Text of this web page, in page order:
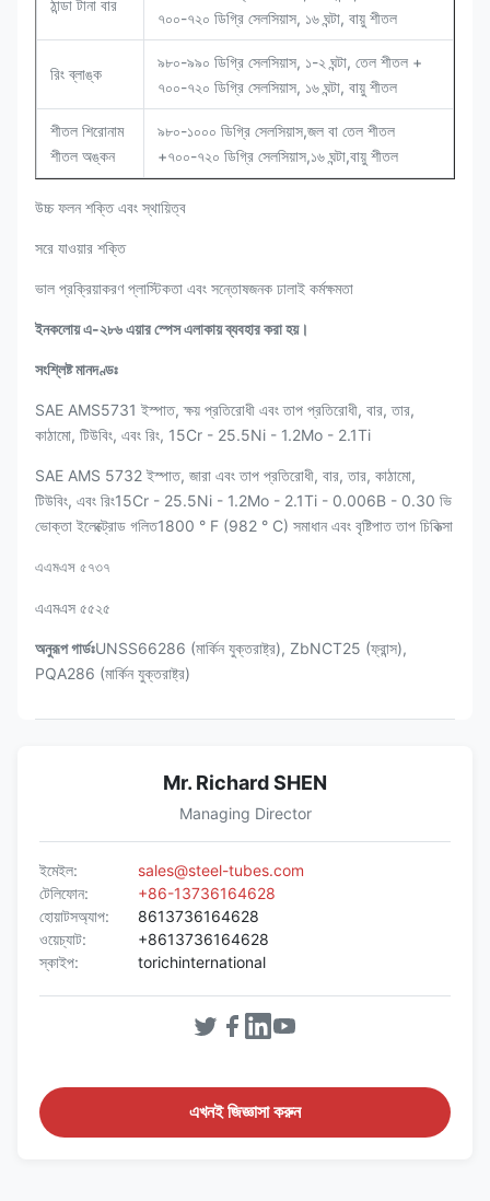
ঠান্ডা টানা বার
৭০০-৭২০ ডিগ্রি সেলসিয়াস, ১৬ ঘন্টা, বায়ু শীতল
রিং ব্লাঙ্ক
৯৮০-৯৯০ ডিগ্রি সেলসিয়াস, ১-২ ঘন্টা, তেল শীতল +
৭০০-৭২০ ডিগ্রি সেলসিয়াস, ১৬ ঘন্টা, বায়ু শীতল
শীতল শিরোনাম
শীতল অঙ্কন
৯৮০-১০০০ ডিগ্রি সেলসিয়াস,জল বা তেল শীতল
+৭০০-৭২০ ডিগ্রি সেলসিয়াস,১৬ ঘন্টা,বায়ু শীতল
উচ্চ ফলন শক্তি এবং স্থায়িত্ব
সরে যাওয়ার শক্তি
ভাল প্রক্রিয়াকরণ প্লাস্টিকতা এবং সন্তোষজনক ঢালাই কর্মক্ষমতা
ইনকলোয় এ-২৮৬ এয়ার স্পেস এলাকায় ব্যবহার করা হয়।
সংশ্লিষ্ট মানদণ্ডঃ
SAE AMS5731 ইস্পাত, ক্ষয় প্রতিরোধী এবং তাপ প্রতিরোধী, বার, তার,
কাঠামো, টিউবিং, এবং রিং, 15Cr - 25.5Ni - 1.2Mo - 2.1Ti
SAE AMS 5732 ইস্পাত, জারা এবং তাপ প্রতিরোধী, বার, তার, কাঠামো,
টিউবিং, এবং রিং15Cr - 25.5Ni - 1.2Mo - 2.1Ti - 0.006B - 0.30 ভি
ভোক্তা ইলেক্ট্রোড গলিত1800 ° F (982 ° C) সমাধান এবং বৃষ্টিপাত তাপ চিকিত্সা
এএমএস ৫৭৩৭
এএমএস ৫৫২৫
অনুরূপ গার্ডঃUNSS66286 (মার্কিন যুক্তরাষ্ট্র), ZbNCT25 (ফ্রান্স),
PQA286 (মার্কিন যুক্তরাষ্ট্র)
Mr. Richard SHEN
Managing Director
ইমেইল:
sales@steel-tubes.com
টেলিফোন:
+86-13736164628
হোয়াটসঅ্যাপ:
8613736164628
ওয়েচ্যাট:
+8613736164628
স্কাইপ:
torichinternational
এখনই জিজ্ঞাসা করুন